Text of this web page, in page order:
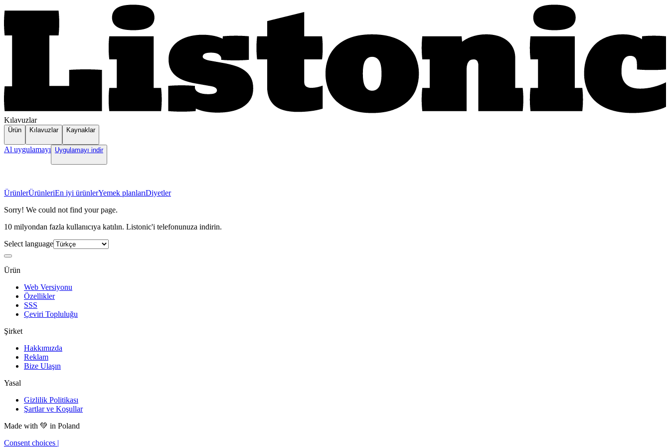
Kılavuzlar
Ürün Kılavuzlar Kaynaklar
Al uygulamayı Uygulamayı indir
ÜrünlerÜrünleriEn iyi ürünlerYemek planlarıDiyetler
Sorry! We could not find your page.
10 milyondan fazla kullanıcıya katılın. Listonic'i telefonunuza indirin.
Select language
Ürün
Web Versiyonu
Özellikler
SSS
Çeviri Topluluğu
Şirket
Hakkımızda
Reklam
Bize Ulaşın
Yasal
Gizlilik Politikası
Şartlar ve Koşullar
Made with 💚 in Poland
Consent choices |